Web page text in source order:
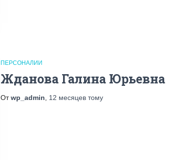
ПЕРСОНАЛИИ
Жданова Галина Юрьевна
Отwp_admin, 12 месяцевтому